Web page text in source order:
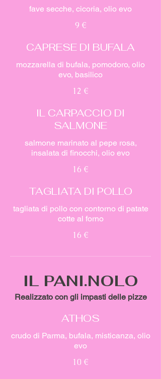
fave secche, cicoria, olio evo
9 €
CAPRESE DI BUFALA
mozzarella di bufala, pomodoro, olio
evo, basilico
12 €
IL CARPACCIO DI
SALMONE
salmone marinato al pepe rosa,
insalata di finocchi, olio evo
16 €
TAGLIATA DI POLLO
tagliata di pollo con contorno di patate
cotte al forno
16 €
IL PANI.NOLO
Realizzato con gli impasti delle pizze
ATHOS
crudo di Parma, bufala, misticanza, olio
evo
10 €